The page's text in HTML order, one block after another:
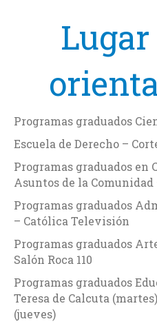
Programas graduados
Escuela de Derecho –
Programas graduados en
Asuntos de la
Programas graduados
– Católica Televisión
Programas graduados
Salón Roca 110
Programas graduados
Teresa de Calcuta
(jueves)